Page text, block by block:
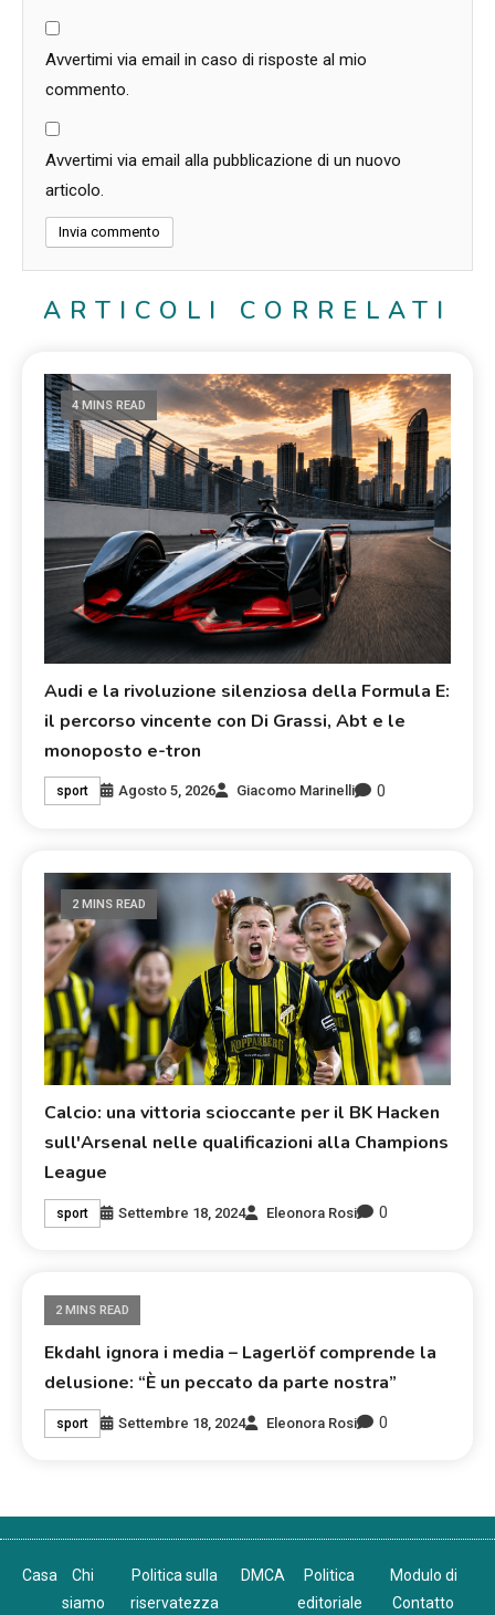
Avvertimi via email in caso di risposte al mio
commento.
Avvertimi via email alla pubblicazione di un nuovo
articolo.
ARTICOLI CORRELATI
4 MINS READ
Audi e la rivoluzione silenziosa della Formula E:
il percorso vincente con Di Grassi, Abt e le
monoposto e-tron
sport Agosto 5, 2026 Giacomo Marinelli 0
2 MINS READ
Calcio: una vittoria scioccante per il BK Hacken
sull'Arsenal nelle qualificazioni alla Champions
League
sport Settembre 18, 2024 Eleonora Rosi 0
2 MINS READ
Ekdahl ignora i media – Lagerlöf comprende la
delusione: “È un peccato da parte nostra”
sport Settembre 18, 2024 Eleonora Rosi 0
Casa
Chi
siamo
Politica sulla
riservatezza
DMCA
Politica
editoriale
Modulo di
Contatto